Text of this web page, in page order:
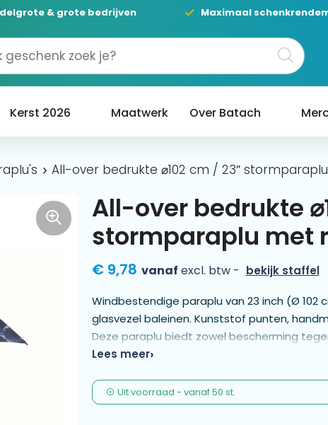
& grote bedrijven Maximaal
Kerst 2026 Maatwerk Over Batach
All-over bedrukte ⌀102 cm / 23″
All-over bedrukte
stormparaplu met
€ 9,78 vanaf excl. btw - bekijk staffel
Windbestendige paraplu van 23 inch (Ø
glasvezel baleinen. Kunststof punten,
Deze paraplu biedt zowel bescherming
bedrukking. Alle 8 panelen kunnen volledig
Lees meer
Uit voorraad - vanaf50 st.